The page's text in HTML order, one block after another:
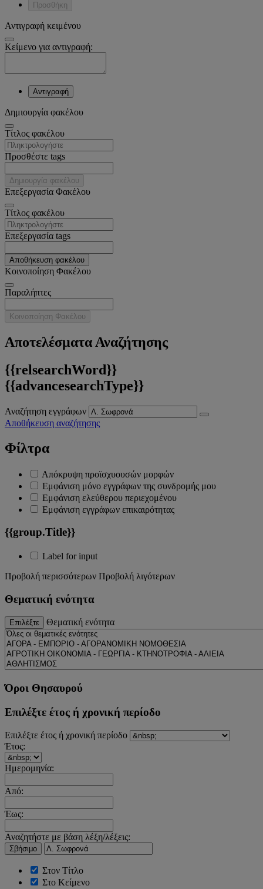
Προσθήκη
Αντιγραφή κειμένου
Κείμενο για αντιγραφή:
Αντιγραφή
Δημιουργία φακέλου
Tίτλος φακέλου
Προσθέστε tags
Δημιουργία φακέλου
Επεξεργασία Φακέλου
Tίτλος φακέλου
Επεξεργασία tags
Αποθήκευση φακέλου
Κοινοποίηση Φακέλου
Παραλήπτες
Κοινοποίηση Φακέλου
Αποτελέσματα Αναζήτησης
{{relsearchWord}}
{{advancesearchType}}
Αναζήτηση εγγράφων
Αποθήκευση αναζήτησης
Φίλτρα
Απόκρυψη προϊσχυουσών μορφών
Εμφάνιση μόνο εγγράφων της συνδρομής μου
Εμφάνιση ελεύθερου περιεχομένου
Εμφάνιση εγγράφων επικαιρότητας
{{group.Title}}
Label for input
Προβολή περισσότερων Προβολή λιγότερων
Θεματική ενότητα
Επιλέξτε Θεματική ενότητα
Όροι Θησαυρού
Επιλέξτε έτος ή χρονική περίοδο
Επιλέξτε έτος ή χρονική περίοδο
Έτος:
Ημερομηνία:
Από:
Έως:
Αναζητήστε με βάση λέξη/λέξεις:
Σβήσιμο
Στον Τίτλο
Στο Κείμενο